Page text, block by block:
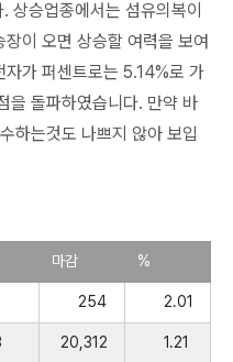
상승업종에서는 섬유의복이
이 오면 상승할 여력을 보여
자가 퍼센트로는 5.14%로 가
을 돌파하였습니다. 만약 바
하는것도 나쁘지 않아 보입
마감 %
254 2.01
20,312 1.21